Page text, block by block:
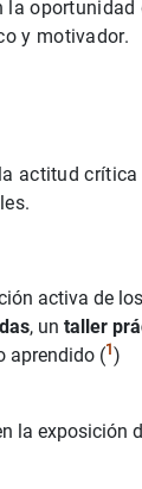
la oportunidad
y motivador.
actitud
activa de
, un taller
aprendido (1 )
la exposición